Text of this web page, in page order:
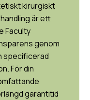
kirurgiskt
är ett
Faculty
genom
specificerad
För din
garantitid